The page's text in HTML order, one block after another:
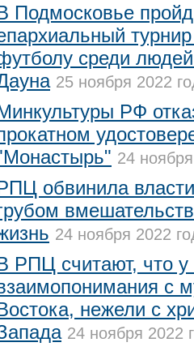
Подмосковье
среди
25 ноября 2022
РФ
24
обвинила
24 ноября 2022
РПЦ считают, что
с
нежели с
24 ноября 2022